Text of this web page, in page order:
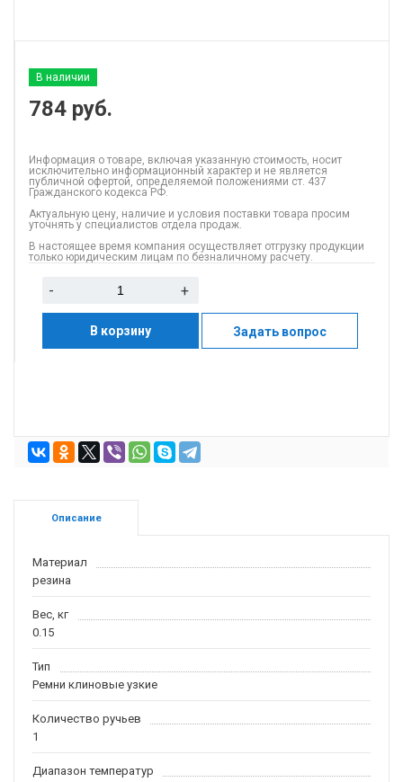
В наличии
784 руб.
Информация о товаре, включая указанную стоимость, носит
исключительно информационный характер и не является
публичной офертой, определяемой положениями ст. 437
Гражданского кодекса РФ.
Актуальную цену, наличие и условия поставки товара просим
уточнять у специалистов отдела продаж.
В настоящее время компания осуществляет отгрузку продукции
только юридическим лицам по безналичному расчету.
- +
В корзину Задать вопрос
Описание
Материал
резина
Вес, кг
0.15
Тип
Ремни клиновые узкие
Количество ручьев
1
Диапазон температур